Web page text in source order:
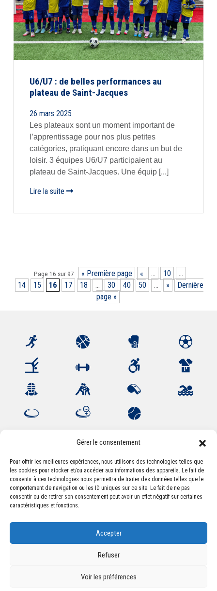
Gérer le consentement
Pour offrir les meilleures expériences, nous utilisons des technologies telles que
les cookies pour stocker et/ou accéder aux informations des appareils. Le fait de
consentir à ces technologies nous permettra de traiter des données telles que le
comportement de navigation ou les ID uniques sur ce site. Le fait de ne pas
consentir ou de retirer son consentement peut avoir un effet négatif sur certaines
caractéristiques et fonctions.
Accepter
Refuser
Voir les préférences
U6/U7 : de belles performances au
plateau de Saint-Jacques
26 mars 2025
Les plateaux sont un moment important de
l’apprentissage pour nos plus petites
catégories, pratiquant encore dans un but de
loisir. 3 équipes U6/U7 participaient au
plateau de Saint-Jacques. Une équip [...]
Lire la suite
Page 16 sur 97 « Première page « … 10
…
14
15 16 17 18 … 30 40 50 … »
Dernière
page »
Association Sportive Montferrandaise
84, boulevard Léon Jouhaux
CS 80221 - 63021 Clermont-Ferrand Cedex 2
accueil@asm-omnisports.com